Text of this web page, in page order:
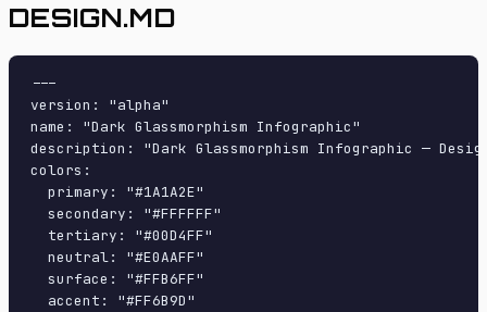
DESIGN.MD
---
version: "alpha"
name: "Dark Glassmorphism Infographic"
description: "Dark Glassmorphism Infographic —
colors:
  primary: "#1A1A2E"
  secondary: "#FFFFFF"
  tertiary: "#00D4FF"
  neutral: "#E0AAFF"
  surface: "#FFB6FF"
  accent: "#FF6B9D"